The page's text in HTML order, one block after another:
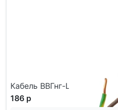
Кабель ВВГнг-LS ГОСТ 5x2,5
186 р